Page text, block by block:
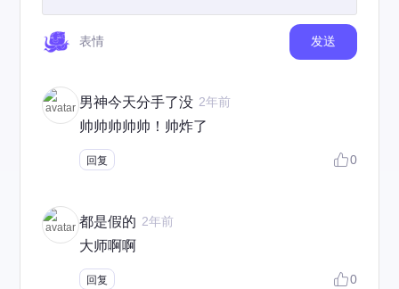
表情 发送
男神今天分手了没 2年前
帅帅帅帅帅！帅炸了
回复 0
都是假的 2年前
大师啊啊
回复 0